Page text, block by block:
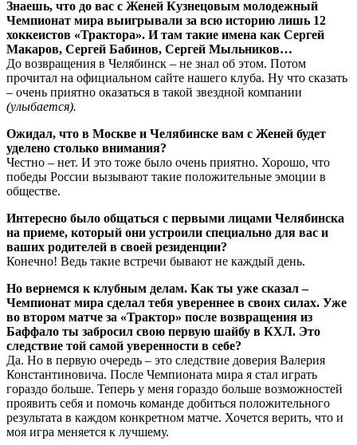
Знаешь, что до вас с Женей Кузнецовым молодежный
Чемпионат мира выигрывали за всю историю лишь 12
хоккеистов «Трактора». И там такие имена как Сергей
Макаров, Сергей Бабинов, Сергей Мыльников…
До возвращения в Челябинск – не знал об этом. Потом
прочитал на официальном сайте нашего клуба. Ну что сказать
– очень приятно оказаться в такой звездной компании
(улыбается).
Ожидал, что в Москве и Челябинске вам с Женей будет
уделено столько внимания?
Честно – нет. И это тоже было очень приятно. Хорошо, что
победы России вызывают такие положительные эмоции в
обществе.
Интересно было общаться с первыми лицами Челябинска
на приеме, который они устроили специально для вас и
ваших родителей в своей резиденции?
Конечно! Ведь такие встречи бывают не каждый день.
Но вернемся к клубным делам. Как ты уже сказал –
Чемпионат мира сделал тебя увереннее в своих силах. Уже
во втором матче за «Трактор» после возвращения из
Баффало ты забросил свою первую шайбу в КХЛ. Это
следствие той самой уверенности в себе?
Да. Но в первую очередь – это следствие доверия Валерия
Константиновича. После Чемпионата мира я стал играть
гораздо больше. Теперь у меня гораздо больше возможностей
проявить себя и помочь команде добиться положительного
результата в каждом конкретном матче. Хочется верить, что и
моя игра меняется к лучшему.